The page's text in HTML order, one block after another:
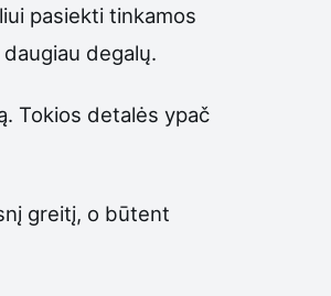
pasiekti tinkamos
degalų.
Tokios detalės ypač
greitį, o būtent